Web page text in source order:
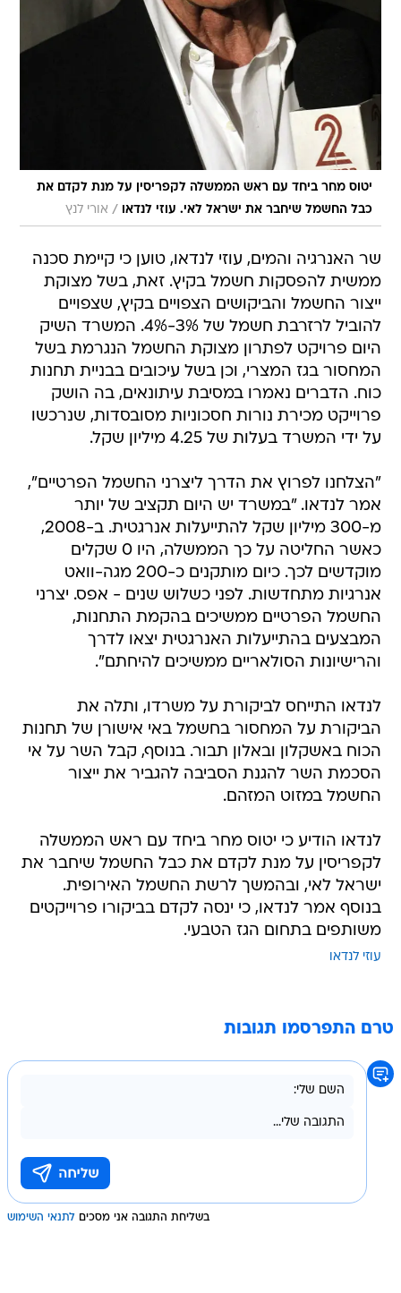
יטוס מחר ביחד עם ראש הממשלה לקפריסין על מנת לקדם את
כבל החשמל שיחבר את ישראל לאי. עוזי לנדאו
/ אורי לנץ
שר האנרגיה והמים, עוזי לנדאו, טוען כי קיימת סכנה
ממשית להפסקות חשמל בקיץ. זאת, בשל מצוקת
ייצור החשמל והביקושים הצפויים בקיץ, שצפויים
להוביל לרזרבת חשמל של 3%-4%. המשרד השיק
היום פרויקט לפתרון מצוקת החשמל הנגרמת בשל
המחסור בגז המצרי, וכן בשל עיכובים בבניית תחנות
כוח. הדברים נאמרו במסיבת עיתונאים, בה הושק
פרוייקט מכירת נורות חסכוניות מסובסדות, שנרכשו
על ידי המשרד בעלות של 4.25 מיליון שקל.
"הצלחנו לפרוץ את הדרך ליצרני החשמל הפרטיים",
אמר לנדאו. "במשרד יש היום תקציב של יותר
מ-300 מיליון שקל להתייעלות אנרגטית. ב-2008,
כאשר החליטה על כך הממשלה, היו 0 שקלים
מוקדשים לכך. כיום מותקנים כ-200 מגה-וואט
אנרגיות מתחדשות. לפני כשלוש שנים - אפס. יצרני
החשמל הפרטיים ממשיכים בהקמת התחנות,
המבצעים בהתייעלות האנרגטית יצאו לדרך
והרישיונות הסולאריים ממשיכים להיחתם".
לנדאו התייחס לביקורת על משרדו, ותלה את
הביקורת על המחסור בחשמל באי אישורן של תחנות
הכוח באשקלון ובאלון תבור. בנוסף, קבל השר על אי
הסכמת השר להגנת הסביבה להגביר את ייצור
החשמל במזוט המזהם.
לנדאו הודיע כי יטוס מחר ביחד עם ראש הממשלה
לקפריסין על מנת לקדם את כבל החשמל שיחבר את
ישראל לאי, ובהמשך לרשת החשמל האירופית.
בנוסף אמר לנדאו, כי ינסה לקדם בביקורו פרוייקטים
משותפים בתחום הגז הטבעי.
עוזי לנדאו
טרם התפרסמו תגובות
בשליחת התגובה אני מסכים לתנאי השימוש